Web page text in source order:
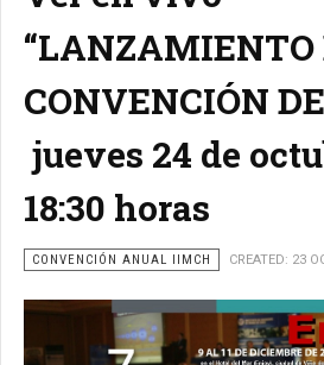
“LANZAMIENTO
CONVENCIÓN
jueves 24 de
18:30 horas
CONVENCIÓN ANUAL IIMCH CREATED: 23